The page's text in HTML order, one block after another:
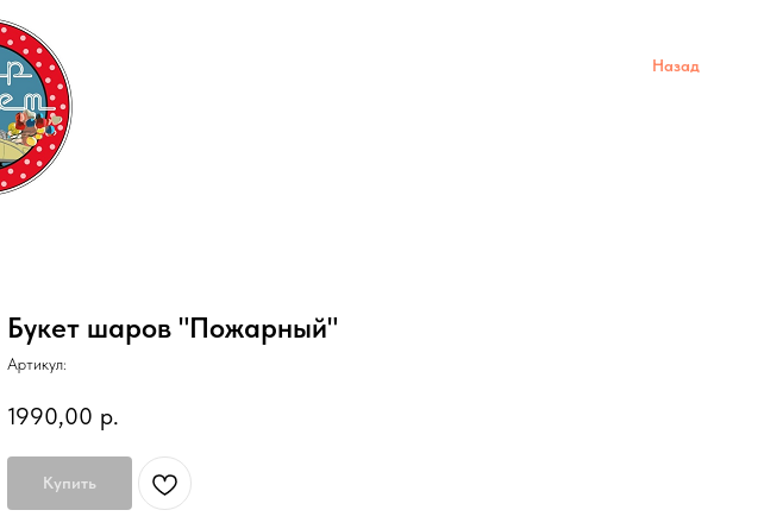
Назад
Букет шаров "Пожарный"
Артикул:
1990,00 р.
Купить